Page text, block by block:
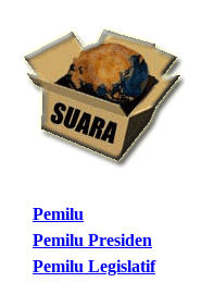
Pemilu
Pemilu Presiden
Pemilu Legislatif